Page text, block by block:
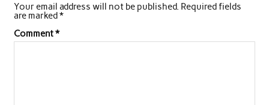
Your email address will not be published. Required fields
are marked*
Comment*